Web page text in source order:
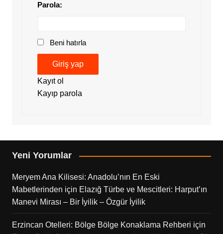
Parola:
Beni hatırla
Giriş yap
Kayıt ol
Kayıp parola
Yeni Yorumlar
Meryem Ana Kilisesi: Anadolu’nın En Eski
Mabetlerinden için Elazığ Türbe ve Mescitleri: Harput’ın
Manevi Mirası – Bir İyilik – Özgür İyilik
Erzincan Otelleri: Bölge Bölge Konaklama Rehberi için